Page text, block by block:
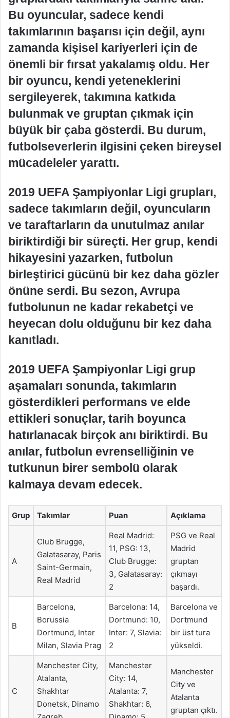
Bu oyuncular, sadece kendi
takımlarının başarısı için değil, aynı
zamanda kişisel kariyerleri için de
önemli bir fırsat yakalamış oldu. Her
bir oyuncu, kendi yeteneklerini
sergileyerek, takımına katkıda
bulunmak ve gruptan çıkmak için
büyük bir çaba gösterdi. Bu durum,
futbolseverlerin ilgisini çeken bireysel
mücadeleler yarattı.
2019 UEFA Şampiyonlar Ligi grupları,
sadece takımların değil, oyuncuların
ve taraftarların da unutulmaz anılar
biriktirdiği bir süreçti. Her grup, kendi
hikayesini yazarken, futbolun
birleştirici gücünü bir kez daha gözler
önüne serdi. Bu sezon, Avrupa
futbolunun ne kadar rekabetçi ve
heyecan dolu olduğunu bir kez daha
kanıtladı.
2019 UEFA Şampiyonlar Ligi grup
aşamaları sonunda, takımların
gösterdikleri performans ve elde
ettikleri sonuçlar, tarih boyunca
hatırlanacak birçok anı biriktirdi. Bu
anılar, futbolun evrenselliğinin ve
tutkunun birer sembolü olarak
kalmaya devam edecek.
Grup Takımlar Puan Açıklama
A
Club Brugge,
Galatasaray, Paris
Saint-Germain,
Real Madrid
Real Madrid:
11, PSG: 13,
Club Brugge:
3, Galatasaray:
2
PSG ve Real
Madrid
gruptan
çıkmayı
başardı.
B
Barcelona,
Borussia
Dortmund, Inter
Milan, Slavia Prag
Barcelona: 14,
Dortmund: 10,
Inter: 7, Slavia:
2
Barcelona ve
Dortmund
bir üst tura
yükseldi.
C
Manchester City,
Atalanta,
Shakhtar
Donetsk, Dinamo
Manchester
City: 14,
Atalanta: 7,
Shakhtar: 6,
Manchester
City ve
Atalanta
gruptan çıktı.